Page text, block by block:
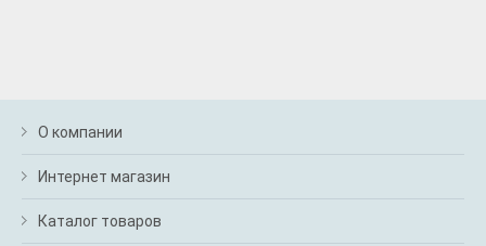
О компании
Интернет магазин
Каталог товаров